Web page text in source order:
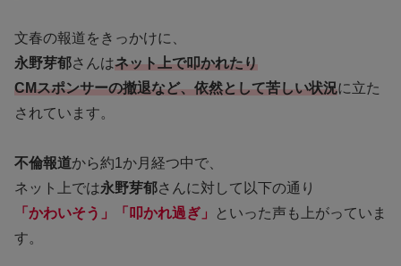
文春の報道をきっかけに、
永野芽郁さんはネット上で叩かれたり
CMスポンサーの撤退など、依然として苦しい状況に立た
されています。
不倫報道から約1か月経つ中で、
ネット上では永野芽郁さんに対して以下の通り
「かわいそう」「叩かれ過ぎ」
といった声も上がっていま
す。